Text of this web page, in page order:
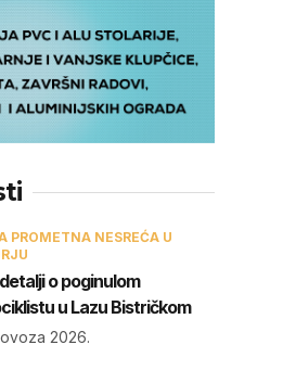
PROMETNA NESREĆA U
o poginulom
u Lazu Bistričkom
2026.